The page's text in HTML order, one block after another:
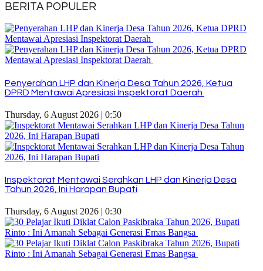
BERITA POPULER
Penyerahan LHP dan Kinerja Desa Tahun 2026, Ketua
DPRD Mentawai Apresiasi Inspektorat Daerah
Thursday, 6 August 2026 | 0:50
Inspektorat Mentawai Serahkan LHP dan Kinerja Desa
Tahun 2026, Ini Harapan Bupati
Thursday, 6 August 2026 | 0:30